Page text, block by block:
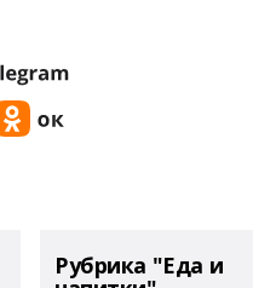
Рубрика "Еда и